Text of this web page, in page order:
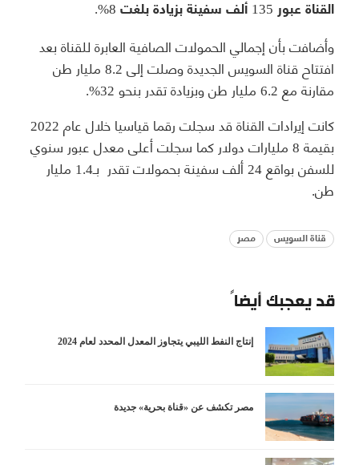
القناة عبور 135 ألف سفينة بزيادة بلغت 8%.
وأضافت بأن إجمالي الحمولات الصافية العابرة للقناة بعد
افتتاح قناة السويس الجديدة وصلت إلى 8.2 مليار طن
مقارنة مع 6.2 مليار طن وبزيادة تقدر بنحو 32%.
كانت إيرادات القناة قد سجلت رقما قياسيا خلال عام 2022
بقيمة 8 مليارات دولار كما سجلت أعلى معدل عبور سنوي
للسفن بواقع 24 ألف سفينة بحمولات تقدر بـ1.4 مليار
طن.
قناة السويس مصر
قد يعجبك أيضاً
إنتاج النفط الليبي يتجاوز المعدل المحدد لعام 2024
مصر تكشف عن «قناة بحرية» جديدة